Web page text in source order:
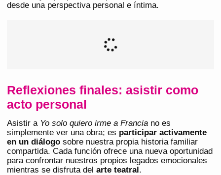
desde una perspectiva personal e íntima.
Reflexiones finales: asistir como
acto personal
Asistir a Yo solo quiero irme a Francia no es
simplemente ver una obra; es participar activamente
en un diálogo sobre nuestra propia historia familiar
compartida. Cada función ofrece una nueva oportunidad
para confrontar nuestros propios legados emocionales
mientras se disfruta del arte teatral.